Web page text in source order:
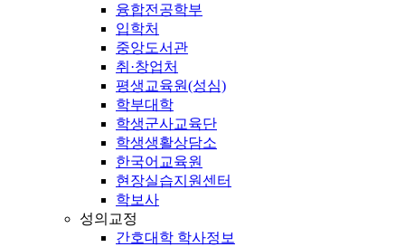
융합전공학부
입학처
중앙도서관
취·창업처
평생교육원(성심)
학부대학
학생군사교육단
학생생활상담소
한국어교육원
현장실습지원센터
학보사
성의교정
간호대학 학사정보